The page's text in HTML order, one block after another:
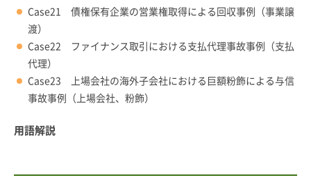
Case21 債権保有企業の営業権取得による回収事例（事業譲
渡）
Case22 ファイナンス取引における支払代理事故事例（支払
代理）
Case23 上場会社の海外子会社における巨額粉飾による与信
事故事例（上場会社、粉飾）
用語解説